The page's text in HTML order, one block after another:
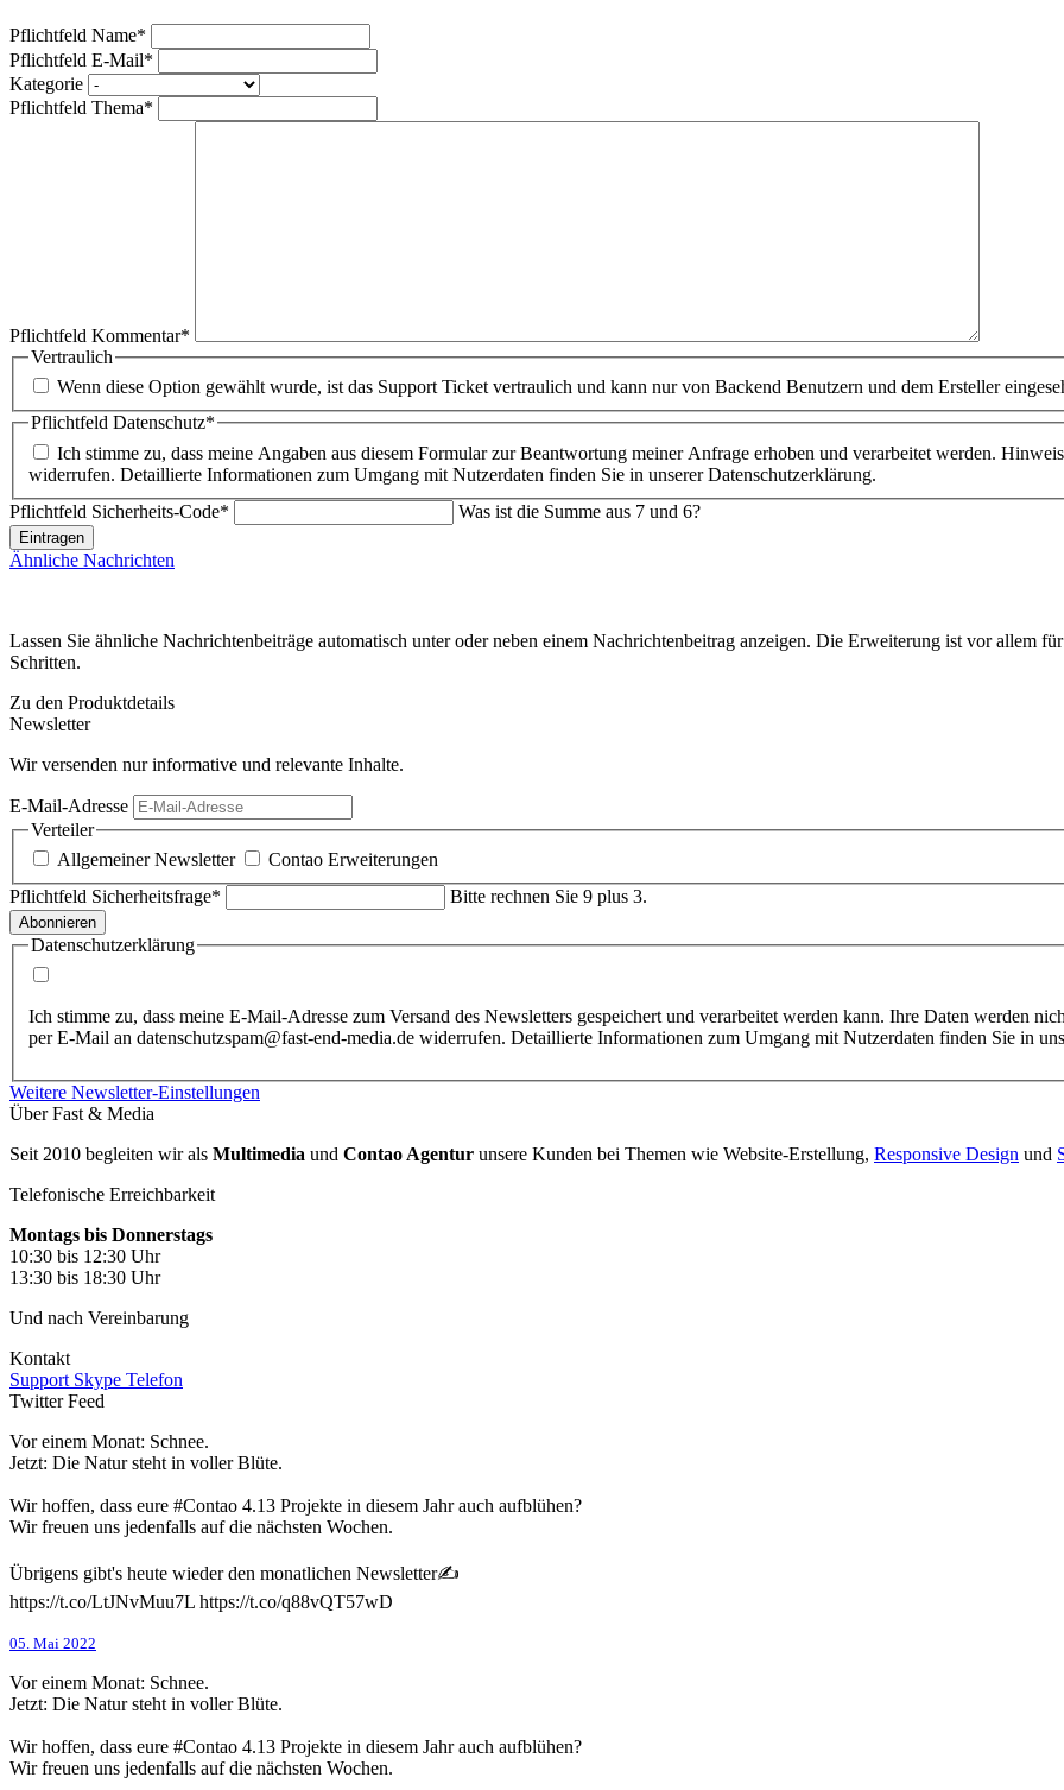
Pflichtfeld Name*
Pflichtfeld E-Mail*
Kategorie
Pflichtfeld Thema*
Pflichtfeld Kommentar*
Vertraulich
Wenn diese Option gewählt wurde, ist das Support Ticket vertraulich und kann nur von Backend Benutzern und dem Ersteller
Pflichtfeld Datenschutz*
Ich stimme zu, dass meine Angaben aus diesem Formular zur Beantwortung meiner Anfrage erhoben und verarbeitet werden.
widerrufen. Detaillierte Informationen zum Umgang mit Nutzerdaten finden Sie in unserer Datenschutzerklärung.
Pflichtfeld Sicherheits-Code* Was ist die Summe aus 7 und 6?
Eintragen
Ähnliche Nachrichten
Lassen Sie ähnliche Nachrichtenbeiträge automatisch unter oder neben einem Nachrichtenbeitrag anzeigen. Die Erweiterung ist vor allem
Schritten.
Zu den Produktdetails
Newsletter
Wir versenden nur informative und relevante Inhalte.
E-Mail-Adresse
Verteiler
Allgemeiner Newsletter
Contao Erweiterungen
Pflichtfeld Sicherheitsfrage* Bitte rechnen Sie 9 plus 3.
Abonnieren
Datenschutzerklärung
Ich stimme zu, dass meine E-Mail-Adresse zum Versand des Newsletters gespeichert und verarbeitet werden kann. Ihre Daten werden
per E-Mail an datenschutzspam@fast-end-media.de widerrufen. Detaillierte Informationen zum Umgang mit Nutzerdaten finden Sie in
Weitere Newsletter-Einstellungen
Über Fast & Media
Seit 2010 begleiten wir als Multimedia und Contao Agentur unsere Kunden bei Themen wie Website-Erstellung, Responsive Design und
Telefonische Erreichbarkeit
Montags bis Donnerstags
10:30 bis 12:30 Uhr
13:30 bis 18:30 Uhr
Und nach Vereinbarung
Kontakt
Support Skype Telefon
Twitter Feed
Vor einem Monat: Schnee.
Jetzt: Die Natur steht in voller Blüte.
Wir hoffen, dass eure #Contao 4.13 Projekte in diesem Jahr auch aufblühen?
Wir freuen uns jedenfalls auf die nächsten Wochen.
Übrigens gibt's heute wieder den monatlichen Newsletter✍️
https://t.co/LtJNvMuu7L https://t.co/q88vQT57wD
05. Mai 2022
Vor einem Monat: Schnee.
Jetzt: Die Natur steht in voller Blüte.
Wir hoffen, dass eure #Contao 4.13 Projekte in diesem Jahr auch aufblühen?
Wir freuen uns jedenfalls auf die nächsten Wochen.